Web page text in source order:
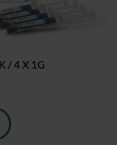
/ 4 X 1G